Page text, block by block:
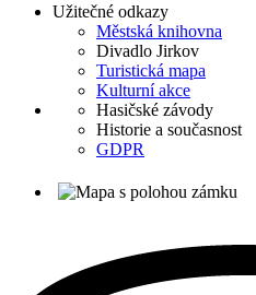
Užitečné odkazy
Městská knihovna
Divadlo Jirkov
Turistická mapa
Kulturní akce
Hasičské závody
Historie a současnost
GDPR